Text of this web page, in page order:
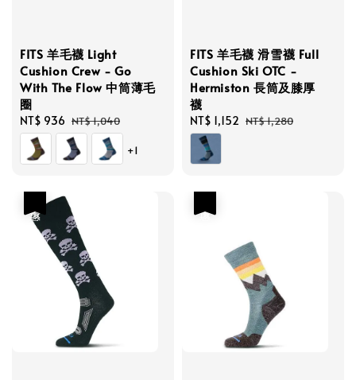
FITS 羊毛襪 Light
Cushion Crew - Go
With The Flow 中筒薄毛
圈
Sale
price
NT$ 936 Regular
price
NT$ 1,040
+1
FITS 羊毛襪 滑雪襪 Full
Cushion Ski OTC -
Hermiston 長筒及膝厚
襪
Sale
price
NT$ 1,152 Regular
NT$ 1,280